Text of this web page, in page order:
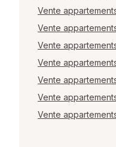
Vente
Vente
Vente
Vente
Vente
Vente
Vente